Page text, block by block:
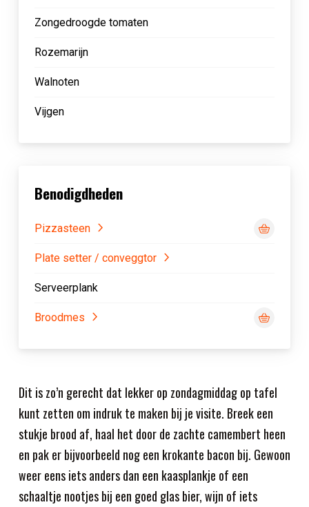
Dit is zo’n gerecht dat lekker op zondagmiddag op tafel
kunt zetten om indruk te maken bij je visite. Breek een
stukje brood af, haal het door de zachte camembert heen
en pak er bijvoorbeeld nog een krokante bacon bij. Gewoon
weer eens iets anders dan een kaasplankje of een
schaaltje nootjes bij een goed glas bier, wijn of iets
Zongedroogde tomaten
Rozemarijn
Walnoten
Vijgen
Benodigdheden
Pizzasteen
Plate setter / conveggtor
Serveerplank
Broodmes